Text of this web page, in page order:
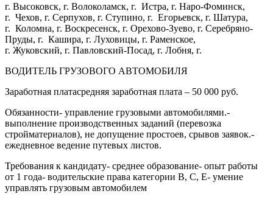
г. Высоковск, г. Волоколамск, г. Истра, г. Наро-Фоминск,
г. Чехов, г. Серпухов, г. Ступино, г. Егорьевск, г. Шатура,
г. Коломна, г. Воскресенск, г. Орехово-Зуево, г. Серебряно-
Пруды, г. Кашира, г. Луховицы, г. Раменское,
г. Жуковский, г. Павловский-Посад, г. Лобня, г.
ВОДИТЕЛЬ ГРУЗОВОГО АВТОМОБИЛЯ
Заработная платасредняя заработная плата – 50 000 руб.
Обязанности- управление грузовыми автомобилями.-
выполнение производственных заданий (перевозка
стройматериалов), не допущение простоев, срывов заявок.-
ежедневное ведение путевых листов.
Требования к кандидату- среднее образование- опыт работы
от 1 года- водительские права категории B, C, Е- умение
управлять грузовым автомобилем